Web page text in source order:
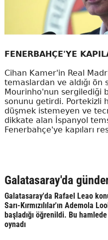
FENERBAHÇE'YE
Cihan Kamer'in Real
temaslardan ve aldığı ön
Mourinho'nun sergilediği
sonunu getirdi. Portekizli
düşmek istemeyen ve
dikkate alan İspanyol
Fenerbahçe'ye kapıları
Galatasaray'da
Galatasaray'da Rafael Leao
Sarı-Kırmızılılar'ın Ademola
başladığı öğrenildi. Bu
oynadı